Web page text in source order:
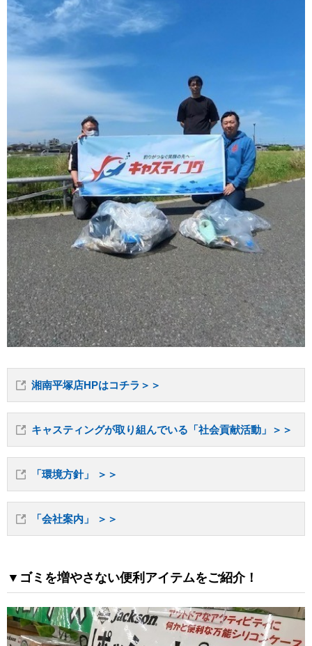
湘南平塚店HPはコチラ＞＞
キャスティングが取り組んでいる「社会貢献活動」＞＞
「環境方針」 ＞＞
「会社案内」 ＞＞
▼ゴミを増やさない便利アイテムをご紹介！